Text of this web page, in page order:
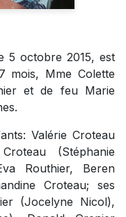
5 octobre 2015, est
mois, Mme Colette
et de feu Marie
Valérie Croteau
(Stéphanie
Routhier, Beren
Croteau; ses
(Jocelyne Nicol),